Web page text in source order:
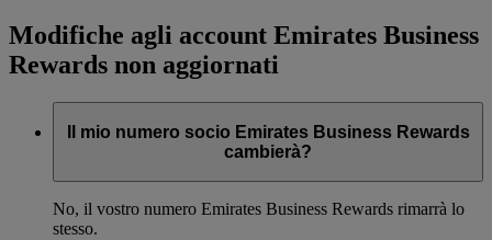
Modifiche agli account Emirates Business
Rewards non aggiornati
Il mio numero socio Emirates Business Rewards
cambierà?
No, il vostro numero Emirates Business Rewards rimarrà lo
stesso.